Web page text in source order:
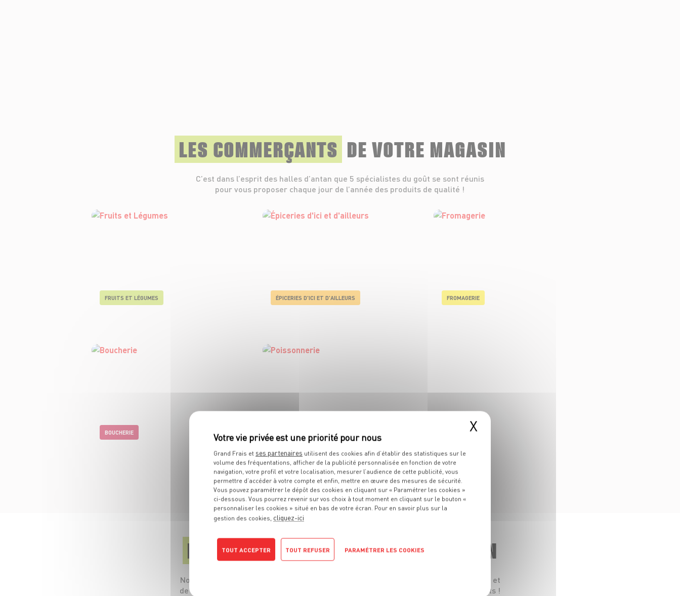
LES COMMERÇANTS DE VOTRE MAGASIN
C’est dans l’esprit des halles d’antan que 5 spécialistes du goût se sont réunis
pour vous proposer chaque jour de l’année des produits de qualité !
FRUITS ET LÉGUMES ÉPICERIES D'ICI ET D'AILLEURS FROMAGERIE
BOUCHERIE POISSONNERIE
LES PROMOTIONS DE VOTRE MAGASIN
Nos 5 professionnels sont là pour vous conseiller et vous faire profiter de leurs prix et
de leurs promotions tous les jours. On vous promet qu’il y en aura pour tous les goûts !
X
Grand Frais et ses partenaires utilisent des cookies afin d’établir des statistiques sur le
volume des fréquentations, afficher de la publicité personnalisée en fonction de votre
navigation, votre profil et votre localisation, mesurer l’audience de cette publicité, vous
permettre d’accéder à votre compte et enfin, mettre en œuvre des mesures de sécurité.
Vous pouvez paramétrer le dépôt des cookies en cliquant sur « Paramétrer les cookies »
ci-dessous. Vous pourrez revenir sur vos choix à tout moment en cliquant sur le bouton «
personnaliser les cookies » situé en bas de votre écran. Pour en savoir plus sur la
gestion des cookies, cliquez-ici
TOUT ACCEPTER TOUT REFUSER PARAMÉTRER LES COOKIES